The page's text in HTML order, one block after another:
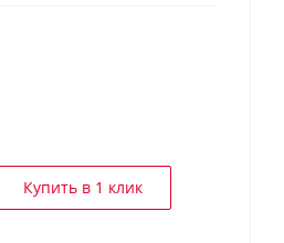
Купить в 1 клик